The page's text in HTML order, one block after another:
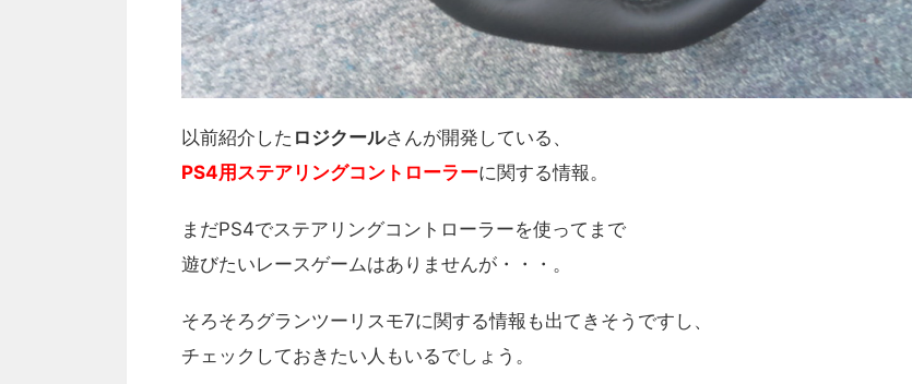
以前紹介した ロジクールさんが開発している、
PS4用ステアリングコントローラーに関する情報。
まだPS4でステアリングコントローラーを使ってまで
遊びたいレースゲームはありませんが・・・。
そろそろグランツーリスモ7に関する情報も出てきそうですし、
チェックしておきたい人もいるでしょう。